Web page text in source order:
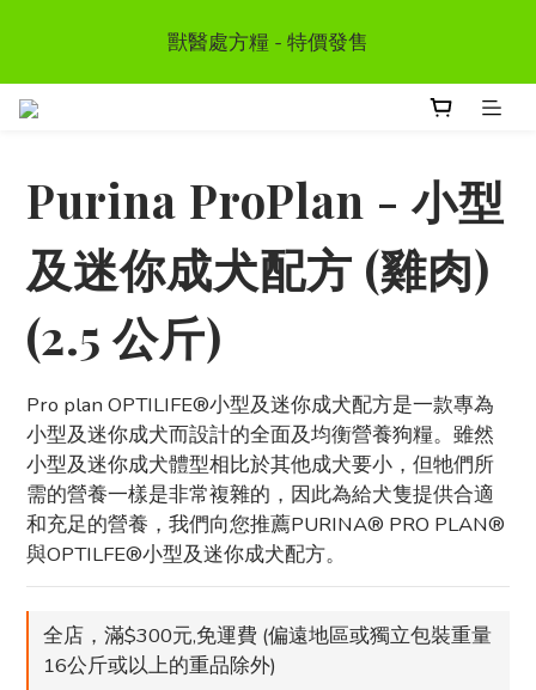
首次惠顧送$50 購物金  * (第二張訂單可享用, 不可與其
他優惠同時使用）
獸醫處方糧 - 特價發售
首次惠顧送$50 購物金  * (第二張訂單可享用, 不可與其
他優惠同時使用）
Purina ProPlan - 小型
及迷你成犬配方 (雞肉)
(2.5 公斤)
Pro plan OPTILIFE®小型及迷你成犬配方是一款專為
小型及迷你成犬而設計的全面及均衡營養狗糧。雖然
小型及迷你成犬體型相比於其他成犬要小，但牠們所
需的營養一樣是非常複雜的，因此為給犬隻提供合適
和充足的營養，我們向您推薦PURINA® PRO PLAN®
與OPTILFE®小型及迷你成犬配方。
全店，滿$300元,免運費 (偏遠地區或獨立包裝重量
16公斤或以上的重品除外)